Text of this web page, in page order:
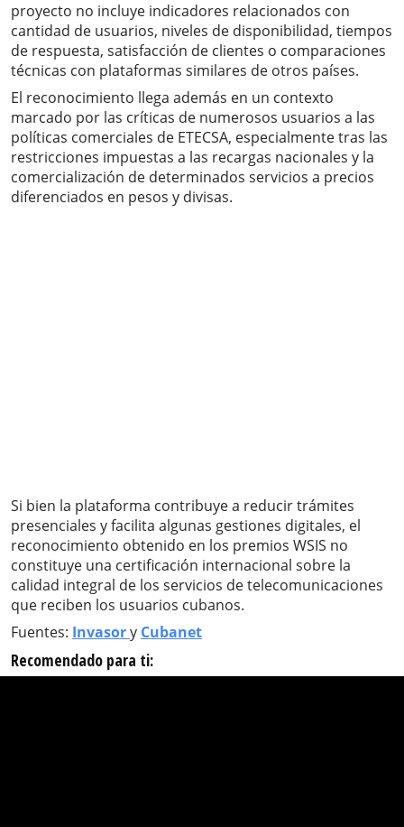
proyecto no incluye indicadores relacionados con
cantidad de usuarios, niveles de disponibilidad, tiempos
de respuesta, satisfacción de clientes o comparaciones
técnicas con plataformas similares de otros países.
El reconocimiento llega además en un contexto
marcado por las críticas de numerosos usuarios a las
políticas comerciales de ETECSA, especialmente tras las
restricciones impuestas a las recargas nacionales y la
comercialización de determinados servicios a precios
diferenciados en pesos y divisas.
Si bien la plataforma contribuye a reducir trámites
presenciales y facilita algunas gestiones digitales, el
reconocimiento obtenido en los premios WSIS no
constituye una certificación internacional sobre la
calidad integral de los servicios de telecomunicaciones
que reciben los usuarios cubanos.
Fuentes: Invasory Cubanet
Recomendado para ti: